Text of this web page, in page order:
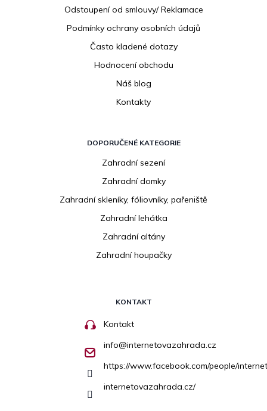
Odstoupení od smlouvy/ Reklamace
Podmínky ochrany osobních údajů
Často kladené dotazy
Hodnocení obchodu
Náš blog
Kontakty
DOPORUČENÉ KATEGORIE
Zahradní sezení
Zahradní domky
Zahradní skleníky, fóliovníky, pařeniště
Zahradní lehátka
Zahradní altány
Zahradní houpačky
KONTAKT
Kontakt
info@internetovazahrada.cz
https://www.facebook.com/people/
internetovazahrada.cz/